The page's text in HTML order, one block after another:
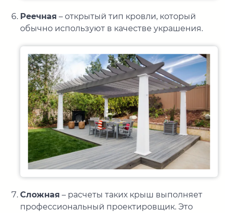
Реечная – открытый тип кровли, который
обычно используют в качестве украшения.
Сложная – расчеты таких крыш выполняет
профессиональный проектировщик. Это